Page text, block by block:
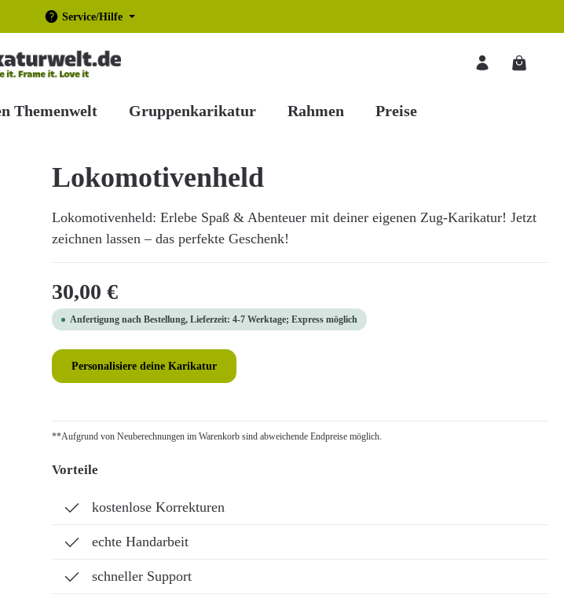
Service/Hilfe
Themenwelt Gruppenkarikatur Rahmen Preise
Lokomotivenheld
Lokomotivenheld: Erlebe Spaß & Abenteuer mit deiner eigenen Zug-Karikatur! Jetzt
zeichnen lassen – das perfekte Geschenk!
Regulärer Preis:
30,00 €
Anfertigung nach Bestellung, Lieferzeit: 4-7 Werktage; Express möglich
Personalisiere deine Karikatur
**Aufgrund von Neuberechnungen im Warenkorb sind abweichende Endpreise möglich.
Vorteile
kostenlose Korrekturen
echte Handarbeit
schneller Support